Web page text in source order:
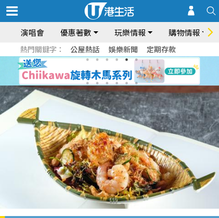
演唱會 優惠著數 玩樂情報 購物情報
熱門關鍵字： 公屋熱話 娛樂新聞 定期存款